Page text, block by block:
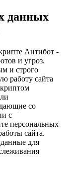
данных
Антибот -
и угроз.
и строго
работу сайта
со
с
персональных
сайта.
для